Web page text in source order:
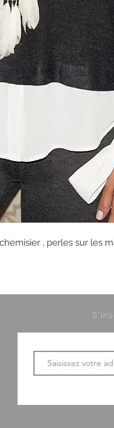
, perles sur les